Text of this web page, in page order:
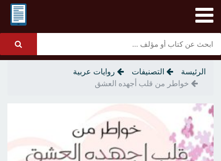
الرئيسة التصنيفات
روايات عربية
خواطر من قلب أجهده العشق